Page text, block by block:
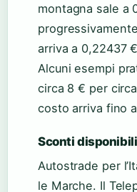
montagna sale a
arriva a 0,22437
Alcuni esempi
circa 8 € per
costo arriva fino
Sconti disponibili
Autostrade per
le Marche. Il